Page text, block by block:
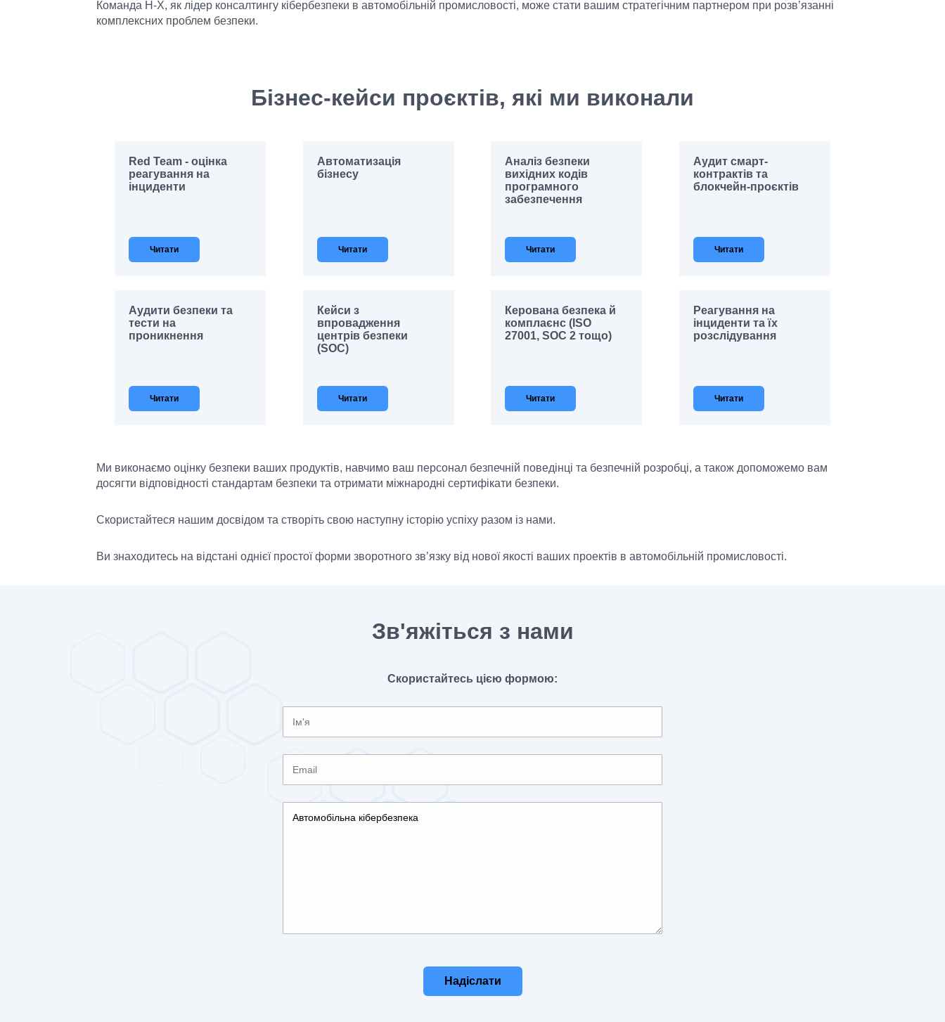
Команда H-X, як лідер консалтингу кібербезпеки в автомобільній промисловості, може стати вашим стратегічним партнером при розв’язанні
комплексних проблем безпеки.
Бізнес-кейси проєктів, які ми виконали
Red Team - оцінка
реагування на
інциденти
Читати
Автоматизація
бізнесу
Читати
Аналіз безпеки
вихідних кодів
програмного
забезпечення
Читати
Аудит смарт-
контрактів та
блокчейн‑проєктів
Читати
Аудити безпеки та
тести на
проникнення
Читати
Кейси з
впровадження
центрів безпеки
(SOC)
Читати
Керована безпека й
комплаєнс (ISO
27001, SOC 2 тощо)
Читати
Реагування на
інциденти та їх
розслідування
Читати
Ми виконаємо оцінку безпеки ваших продуктів, навчимо ваш персонал безпечній поведінці та безпечній розробці, а також допоможемо вам
досягти відповідності стандартам безпеки та отримати міжнародні сертифікати безпеки.
Скористайтеся нашим досвідом та створіть свою наступну історію успіху разом із нами.
Ви знаходитесь на відстані однієї простої форми зворотного зв’язку від нової якості ваших проектів в автомобільній промисловості.
Зв'яжіться з нами
Скористайтесь цією формою:
Надіслати